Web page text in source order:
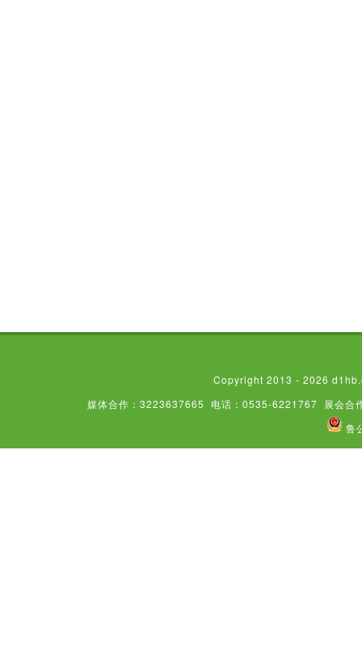
Copyright 2013 - 2026
媒体合作：3223637665
电话：0535-6221767 展会合
鲁